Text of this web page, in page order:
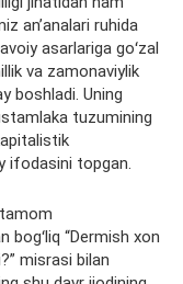
anʼanalari ruhida
asarlariga goʻzal
va zamonaviylik
boshladi. Uning
tuzumining
ifodasini topgan.
“Dermish xon
misrasi bilan